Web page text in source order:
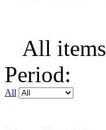
All items
Period:
All